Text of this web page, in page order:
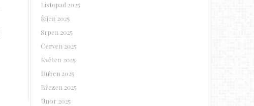
Listopad 2025
Říjen 2025
Srpen 2025
Červen 2025
Květen 2025
Duben 2025
Březen 2025
Únor 2025